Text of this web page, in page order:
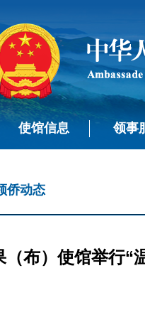
使馆信息 领事
侨动态
（布）使馆举行“